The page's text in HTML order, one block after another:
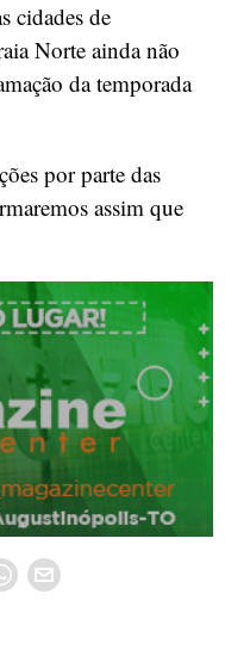
cidades de
Norte ainda não
da temporada
por parte das
assim que